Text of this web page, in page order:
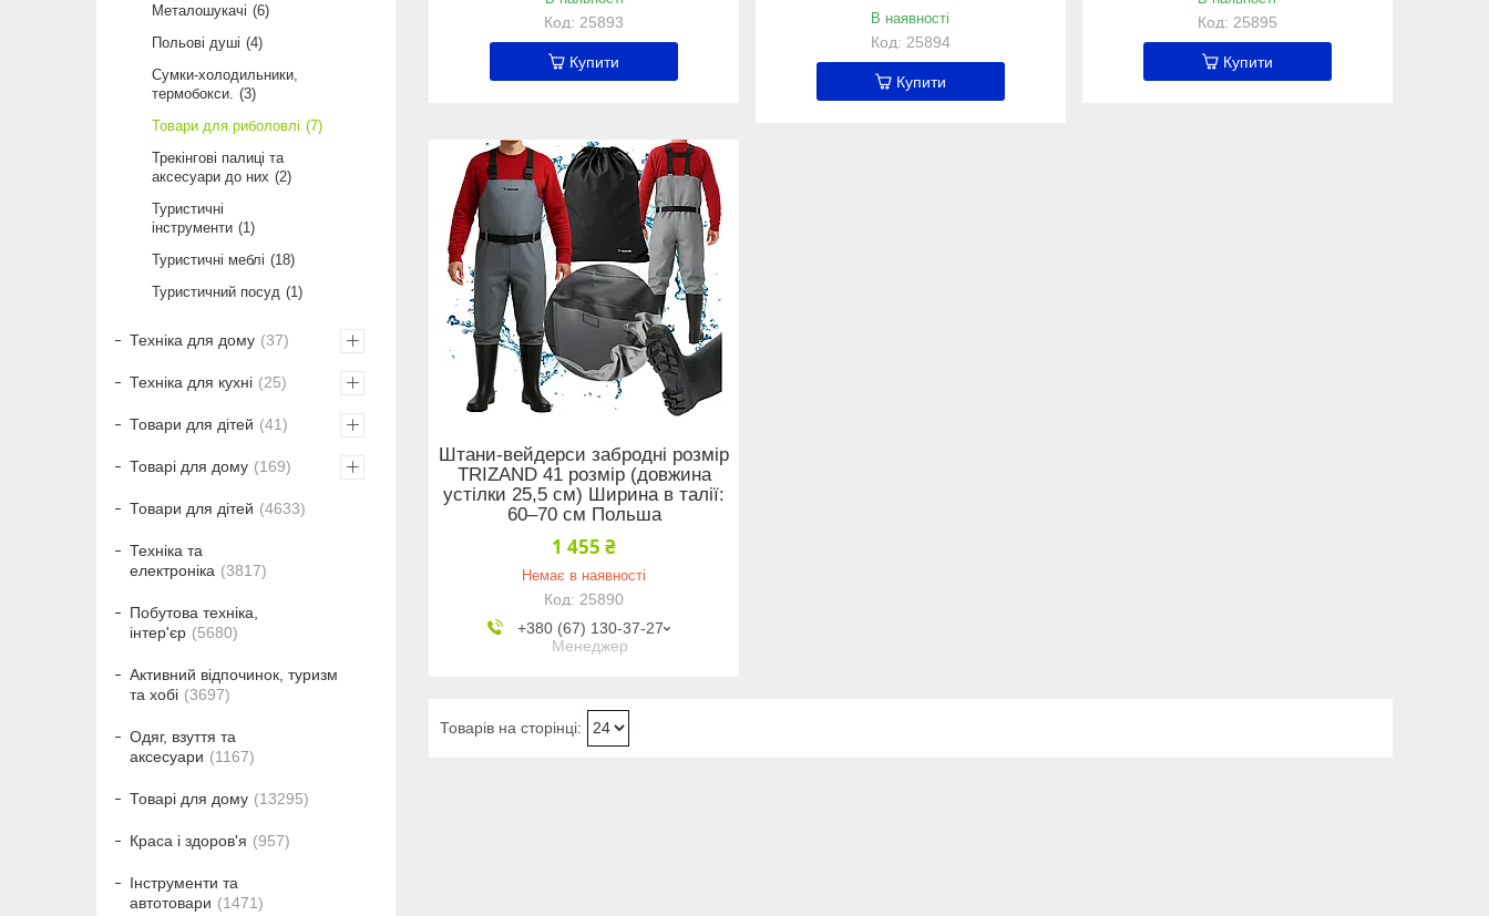
25893
Купити
В наявності
25894
Купити
25895
Купити
Штани-вейдерси забродні розмір
TRIZAND 41 розмір (довжина
устілки 25,5 см) Ширина в талії:
60–70 см Польша
1 455 ₴
Немає в наявності
25890
+380 (67) 130-37-27
Менеджер
Металошукачі
6
Польові душі
4
Сумки-холодильники,
термобокси.
3
Товари для риболовлі
7
Трекінгові палиці та
аксесуари до них
2
Туристичні
інструменти
1
Туристичні меблі
18
Туристичний посуд
1
Техніка для дому 37
Техніка для кухні 25
Товари для дітей 41
Товарі для дому 169
Товари для дітей 4633
Техніка та
електроніка
3817
Побутова техніка,
інтер'єр
5680
Активний відпочинок, туризм
та хобі
3697
Одяг, взуття та
аксесуари
1167
Товарі для дому 13295
Краса і здоров'я 957
Інструменти та
автотовари
1471